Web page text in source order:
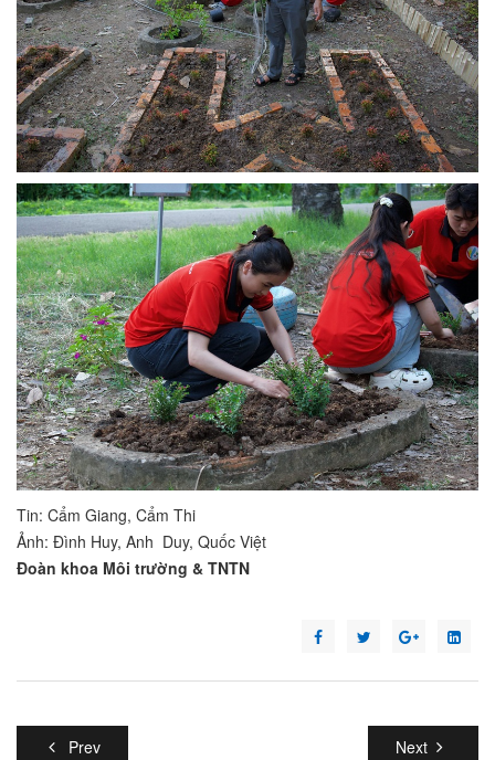
Tin: Cẩm Giang, Cẩm Thi
Ảnh: Đình Huy, Anh Duy, Quốc Việt
Đoàn khoa Môi trường & TNTN
Prev Next